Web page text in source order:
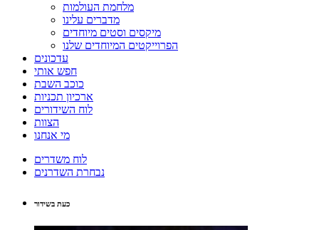
מלחמת העולמות
מדברים עלינו
מיקסים וסטים מיוחדים
הפרוייקטים המיוחדים שלנו
עדכונים
חפש אותי
כוכב השבת
ארכיון תכניות
לוח השידורים
הצוות
מי אנחנו
לוח משדרים
נבחרת השדרנים
כעת בשידור